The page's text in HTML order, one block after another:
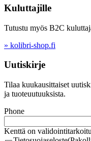
Kuluttajille
Tutustu myös B2C
» kolibri-shop.fi
Uutiskirje
Tilaa kuukausittaiset
ja tuoteuutuuksista.
Phone
Kenttä on